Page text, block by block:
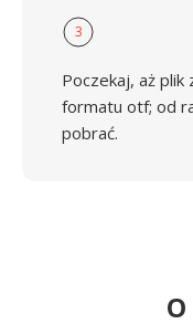
3
Poczekaj, aż
formatu otf; od
pobrać.